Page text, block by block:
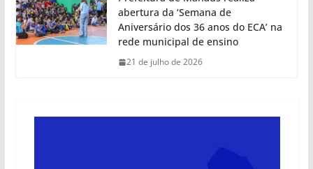
abertura da ‘Semana de
Aniversário dos 36 anos do ECA’ na
rede municipal de ensino
21 de julho de 2026